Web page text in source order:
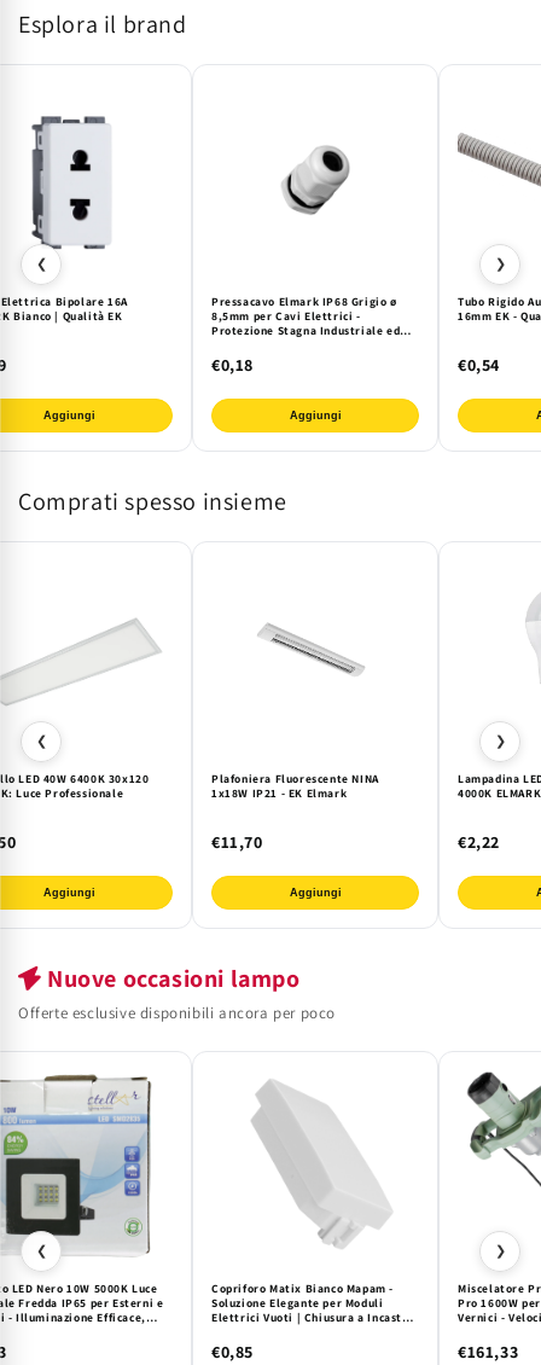
Esplora il brand
❮
Bipolare 16A
Bianco | Qualità EK
Aggiungi
Pressacavo Elmark IP68 Grigio ø
8,5mm per Cavi Elettrici -
Protezione Stagna Industriale ed
€0,18
Aggiungi
Tubo Rigido
16mm EK -
€0,54
❯
Comprati spesso insieme
❮
LED 40W 6400K 30x120
Luce Professionale
Aggiungi
Plafoniera Fluorescente NINA
1x18W IP21 - EK Elmark
€11,70
Aggiungi
Lampadina
4000K
€2,22
❯
Nuove occasioni lampo
Offerte esclusive disponibili ancora per poco
❮
LED Nero 10W 5000K Luce
Fredda IP65 per Esterni e
- Illuminazione Efficace,
Copriforo Matix Bianco Mapam -
Soluzione Elegante per Moduli
Elettrici Vuoti | Chiusura a Incastro,
€0,85
Miscelatore
Pro 1600W
Vernici -
€161,33
❯